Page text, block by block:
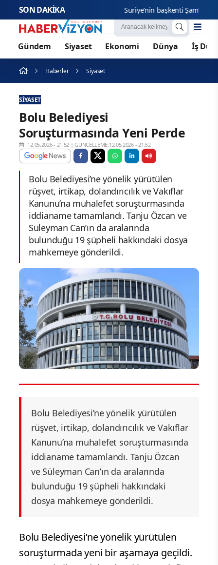
SON DAKİKA Suriye’nin başkenti Şam’da
Gündem Siyaset Ekonomi Dünya İş
Haberler Siyaset
SIYASET
Bolu Belediyesi
Soruşturmasında Yeni Perde
12.05.2026 - 21:52 |GÜNCELLEME:12.05.2026 - 21:52
Bolu Belediyesi’ne yönelik yürütülen
rüşvet, irtikap, dolandırıcılık ve Vakıflar
Kanunu’na muhalefet soruşturmasında
iddianame tamamlandı. Tanju Özcan ve
Süleyman Can’ın da aralarında
bulunduğu 19 şüpheli hakkındaki dosya
mahkemeye gönderildi.
Bolu Belediyesi’ne yönelik yürütülen
rüşvet, irtikap, dolandırıcılık ve Vakıflar
Kanunu’na muhalefet soruşturmasında
iddianame tamamlandı. Tanju Özcan
ve Süleyman Can’ın da aralarında
bulunduğu 19 şüpheli hakkındaki
dosya mahkemeye gönderildi.
Bolu Belediyesi’ne yönelik yürütülen
soruşturmada yeni bir aşamaya geçildi.